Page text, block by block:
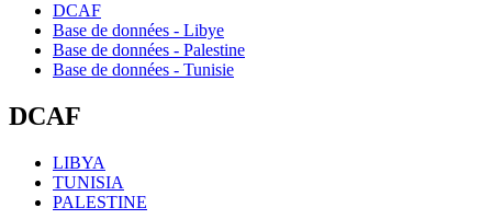
DCAF
Base de données - Libye
Base de données - Palestine
Base de données - Tunisie
DCAF
LIBYA
TUNISIA
PALESTINE